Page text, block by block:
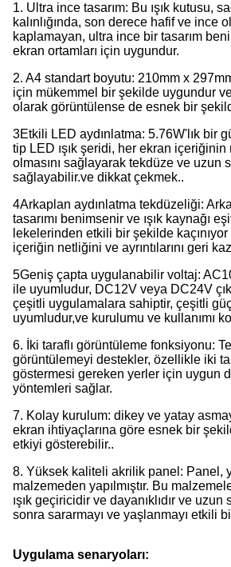
1. Ultra ince tasarım: Bu ışık kutusu,
kalınlığında, son derece hafif ve ince
kaplamayan, ultra ince bir tasarım
ekran ortamları için uygundur.
2. A4 standart boyutu: 210mm x
için mükemmel bir şekilde uygundur
olarak görüntülense de esnek bir
3Etkili LED aydınlatma: 5.76W'lık bir
tip LED ışık şeridi, her ekran
olmasını sağlayarak tekdüze ve uzun
sağlayabilir.ve dikkat çekmek..
4Arkaplan aydınlatma tekdüzeliği:
tasarımı benimsenir ve ışık kaynağı
lekelerinden etkili bir şekilde
içeriğin netliğini ve ayrıntılarını geri
5Geniş çapta uygulanabilir voltaj:
ile uyumludur, DC12V veya DC24V
çeşitli uygulamalara sahiptir, çeşitli
uyumludur,ve kurulumu ve kullanımı
6. İki taraflı görüntüleme fonksiyonu:
görüntülemeyi destekler, özellikle iki
göstermesi gereken yerler için uygun
yöntemleri sağlar.
7. Kolay kurulum: dikey ve yatay
ekran ihtiyaçlarına göre esnek bir
etkiyi gösterebilir..
8. Yüksek kaliteli akrilik panel: Panel,
malzemeden yapılmıştır. Bu
ışık geçiricidir ve dayanıklıdır ve uzun
sonra sararmayı ve yaşlanmayı etkili
Uygulama senaryoları: